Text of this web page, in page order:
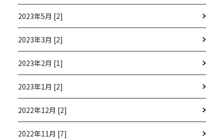
2023年5月 [2]
2023年3月 [2]
2023年2月 [1]
2023年1月 [2]
2022年12月 [2]
2022年11月 [7]